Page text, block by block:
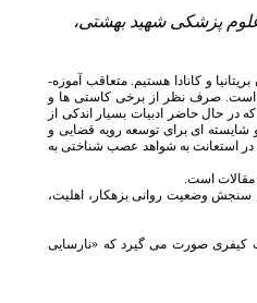
پزشکی شهید بهشتی،
و کانادا هستیم. متعاقب آموزه­
است. صرف نظر از برخی کاستی ­ها و
حال حاضر ادبیات بسیار اندکی از
ای برای توسعه رویه قضایی و
استعانت به شواهد عصب­ شناختی به
است.
سنجش وضعیت روانی بزهکار، اهلیت،
کیفری صورت می­ گیرد که «نارسایی